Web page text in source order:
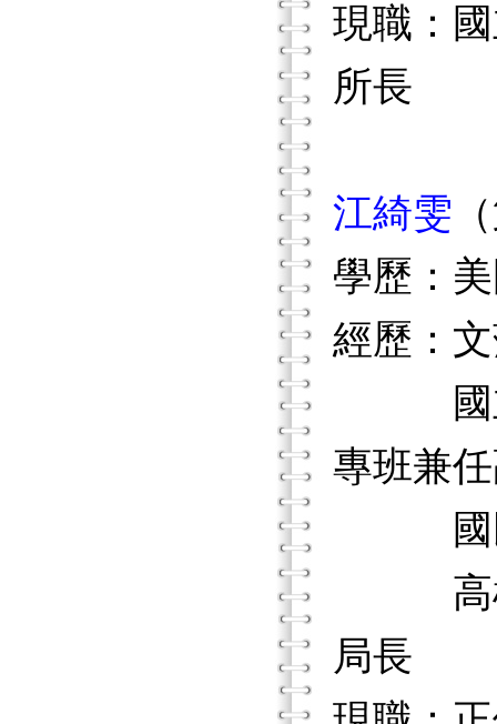
現職：
所長
江綺雯
學歷：
經歷：
國立
專班兼
國民
高雄
局長